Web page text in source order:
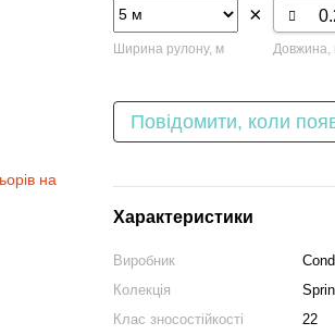
на
Ширина рулону, м
×
Довжина,
Повідомити, коли
Характеристики
Виробник
Колекція
Клас зносостійкості
22